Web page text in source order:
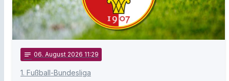
notes 06. August 2026 11:29
1. Fußball-Bundesliga